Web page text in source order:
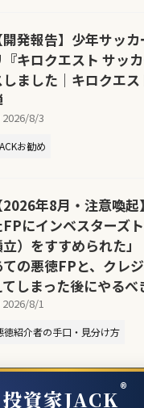
開発報告】少年サッ
『キロクエスト サッ
しました｜キロクエ
2026/8/3
お勧め
2026年8月・注意喚
FPにインベスターズ
）をすすめられた
ての悪徳FPと、クレ
てしまった後にやるべ
2026/8/1
徳紹介者の手口・見分け方
投資家JACK®